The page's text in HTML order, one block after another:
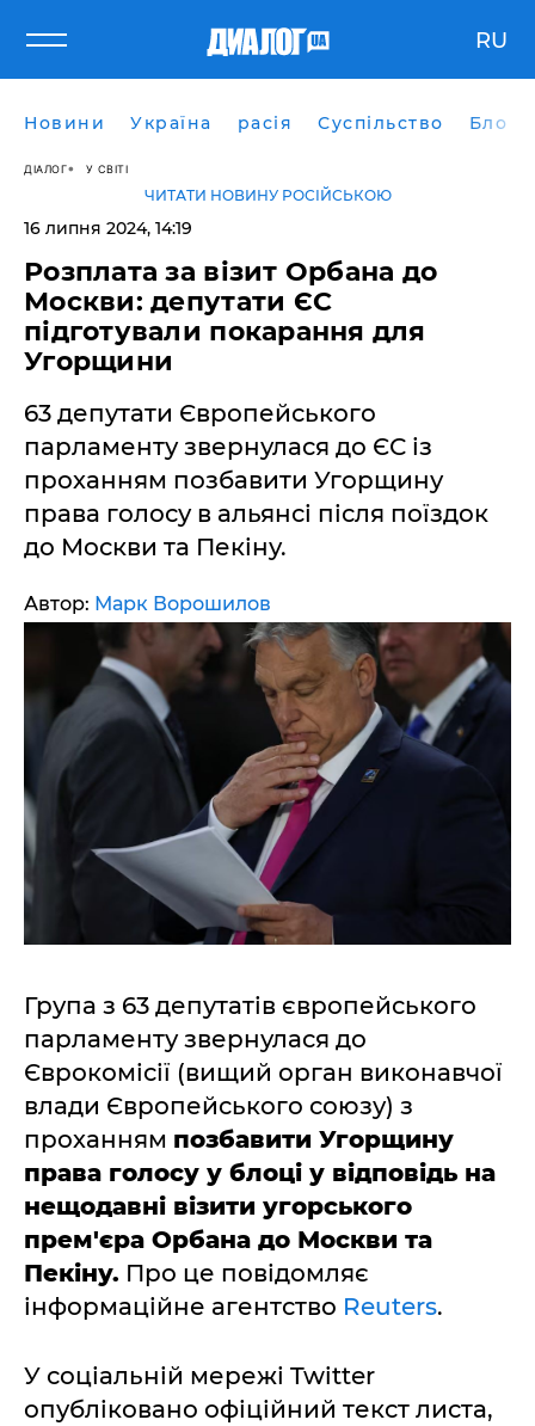
RU
Новини Україна расія Суспільство Блоги
ДІАЛОГ У СВІТІ
ЧИТАТИ НОВИНУ РОСІЙСЬКОЮ
16 липня 2024, 14:19
Розплата за візит Орбана до
Москви: депутати ЄС
підготували покарання для
Угорщини
63 депутати Європейського
парламенту звернулася до ЄС із
проханням позбавити Угорщину
права голосу в альянсі після поїздок
до Москви та Пекіну.
Автор: Марк Ворошилов
Група з 63 депутатів європейського
парламенту звернулася до
Єврокомісії (вищий орган виконавчої
влади Європейського союзу) з
проханням позбавити Угорщину
права голосу у блоці у відповідь на
нещодавні візити угорського
прем'єра Орбана до Москви та
Пекіну. Про це повідомляє
інформаційне агентство Reuters.
У соціальній мережі Twitter
опубліковано офіційний текст листа,